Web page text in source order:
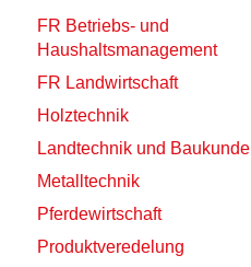
FR Betriebs- und
Haushaltsmanagement
FR Landwirtschaft
Holztechnik
Landtechnik und Baukunde
Metalltechnik
Pferdewirtschaft
Produktveredelung